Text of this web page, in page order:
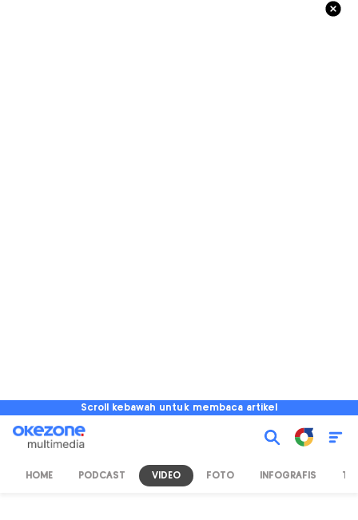
Scroll kebawah untuk membaca artikel
HOME PODCAST VIDEO FOTO INFOGRAFIS TV